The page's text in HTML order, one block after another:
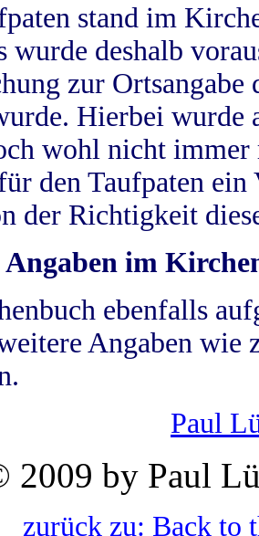
stand im
wurde deshalb
zur
Hierbei wurde
wohl nicht
den Taufpaten
der Richtigkeit
Angaben im
ebenfalls
Angaben wie
Paul
2009 by Paul
zurück zu: Back to